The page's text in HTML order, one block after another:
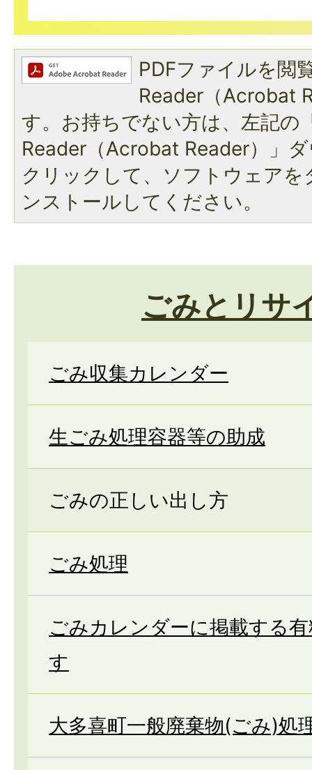
PDFファイルを閲
Reader（Acrobat
す。お持ちでない方は、左記の
Reader（Acrobat Reader）」
クリックして、ソフトウェア
ンストールしてください。
ごみとリサ
ごみ収集カレンダー
生ごみ処理容器等の助成
ごみの正しい出し方
ごみ処理
ごみカレンダーに掲載する
す
大多喜町一般廃棄物(ごみ)処